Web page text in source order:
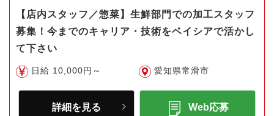
【店内スタッフ／惣菜】生鮮部門での加工スタッフ
募集！今までのキャリア・技術をベイシアで活かし
て下さい
日給 10,000円～ 愛知県常滑市
詳細を見る Web応募